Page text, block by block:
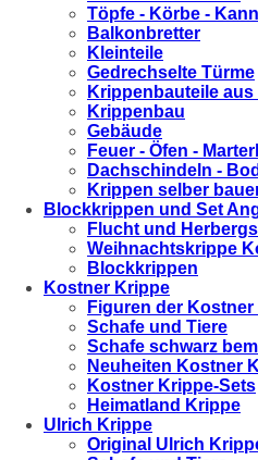
Töpfe - Körbe -
Balkonbretter
Kleinteile
Gedrechselte Türme
Krippenbauteile aus
Krippenbau
Gebäude
Feuer - Öfen - Marterl
Dachschindeln -
Krippen selber
Blockkrippen und Set
Flucht und
Weihnachtskrippe
Blockkrippen
Kostner Krippe
Figuren der
Schafe und Tiere
Schafe schwarz
Neuheiten Kostner
Kostner Krippe-Sets
Heimatland Krippe
Ulrich Krippe
Original Ulrich